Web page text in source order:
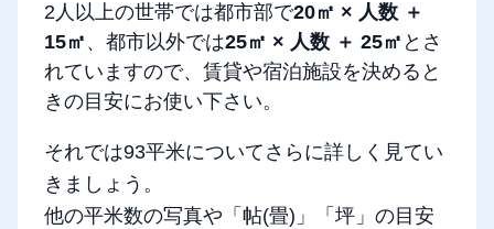
2人以上の世帯では都市部で20㎡ × 人数 ＋
15㎡ 、都市以外では25㎡ × 人数 ＋ 25㎡ とさ
れていますので、賃貸や宿泊施設を決めると
きの目安にお使い下さい。
それでは93平米についてさらに詳しく見てい
きましょう。
他の平米数の写真や「帖(畳)」「坪」の目安